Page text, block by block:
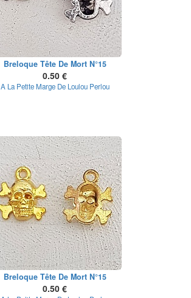
Breloque Tête De Mort N°15
0.50 €
A La Petite Marge De Loulou Perlou
Breloque Tête De Mort N°15
0.50 €